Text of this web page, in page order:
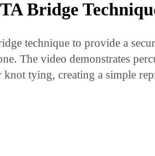
Bridge
technique to provide a
The video demonstrates
tying, creating a simple